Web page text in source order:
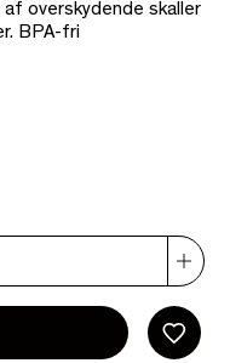
overskydende skaller
BPA-fri